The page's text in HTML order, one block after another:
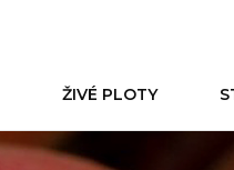
ŽIVÉ PLOTY